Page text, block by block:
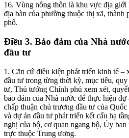
16. Vùng nông thôn là khu vực địa giới
địa bàn của phường thuộc thị xã, thành
phố.
Điều 3. Bảo đảm của Nhà
đầu tư
1. Căn cứ điều kiện phát triển kinh tế –
đầu tư trong từng thời kỳ, mục tiêu,
tư, Thủ tướng Chính phủ xem xét,
bảo đảm của Nhà nước để thực hiện
chấp thuận chủ trương đầu tư của
và dự án đầu tư phát triển kết cấu hạ
nghị của bộ, cơ quan ngang bộ, Ủy
trực thuộc Trung ương.